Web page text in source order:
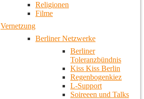
Religionen
Filme
Vernetzung
Berliner Netzwerke
Berliner
Toleranzbündnis
Kiss Kiss Berlin
Regenbogenkiez
L-Support
Soireeen und Talks